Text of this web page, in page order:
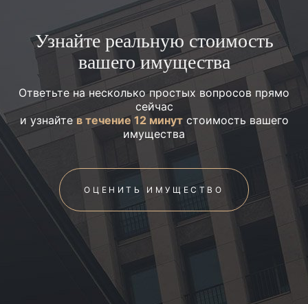
Узнайте реальную стоимость
вашего имущества
Ответьте на несколько простых вопросов прямо
сейчас
и узнайтев течение 12 минутстоимость вашего
имущества
ОЦЕНИТЬ ИМУЩЕСТВО